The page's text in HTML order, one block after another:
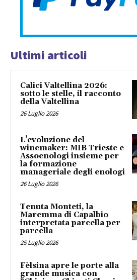
Ultimi articoli
Calici Valtellina 2026:
sotto le stelle, il racconto
della Valtellina
26 Luglio 2026
L’evoluzione del
winemaker: MIB Trieste e
Assoenologi insieme per
la formazione
manageriale degli enologi
26 Luglio 2026
Tenuta Monteti, la
Maremma di Capalbio
interpretata parcella per
parcella
25 Luglio 2026
Fèlsina apre le porte alla
grande musica con